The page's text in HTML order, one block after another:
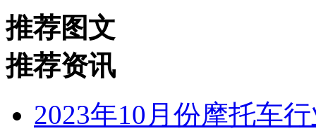
推荐图文
推荐资讯
2023年10月份摩托车